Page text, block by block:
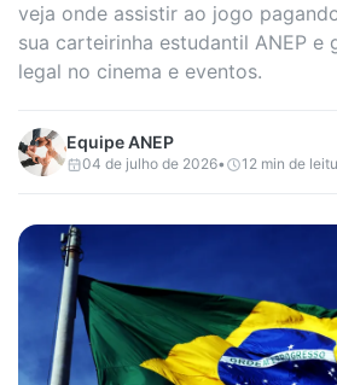
veja onde assistir ao jogo
sua carteirinha estudantil ANEP e
legal no cinema e eventos.
EquipeANEP
04 de julho de 2026• 12 min de